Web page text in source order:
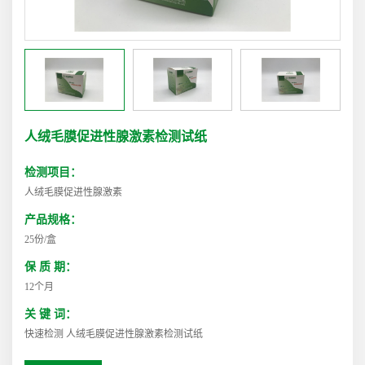
人绒毛膜促进性腺激素检测试纸
检测项目：
人绒毛膜促进性腺激素
产品规格：
25份/盒
保 质 期：
12个月
关 键 词：
快速检测 人绒毛膜促进性腺激素检测试纸